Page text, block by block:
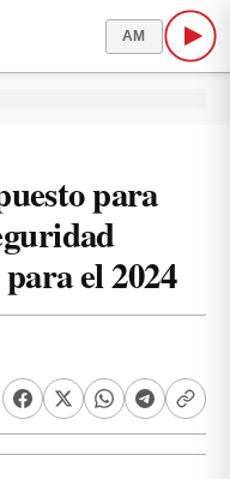
AM
para
el 2024